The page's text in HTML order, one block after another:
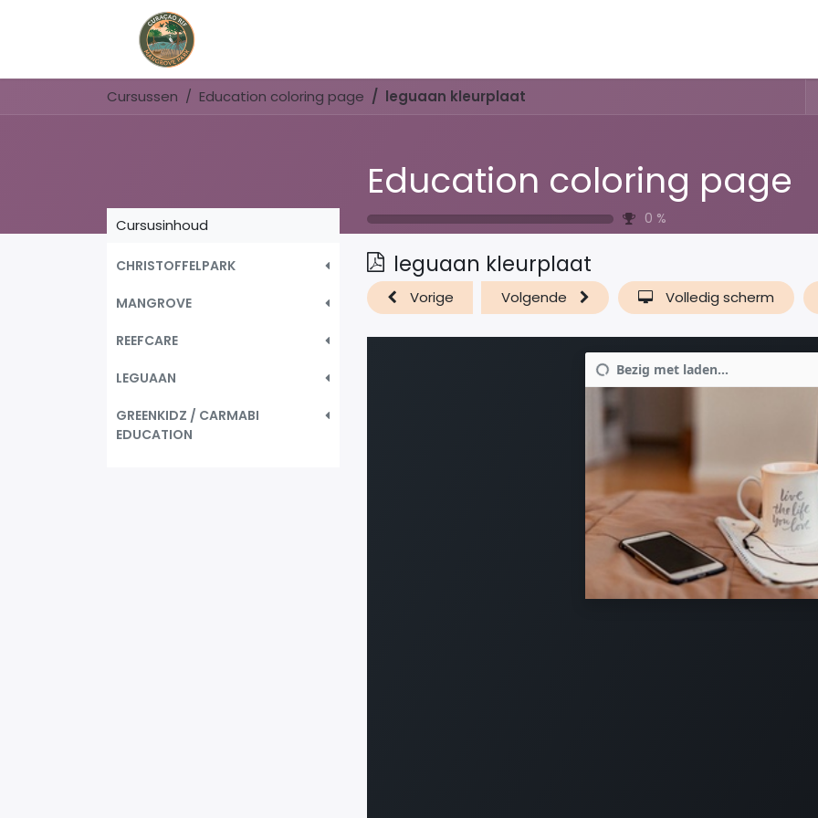
Cursussen Education coloring page leguaan kleurplaat
Education coloring page
0 %
Cursusinhoud
CHRISTOFFELPARK
MANGROVE
REEFCARE
LEGUAAN
GREENKIDZ / CARMABI
EDUCATION
leguaan kleurplaat
Vorige Volgende Volledig scherm